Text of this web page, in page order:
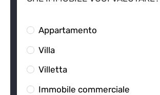
Appartamento
Villa
Villetta
Immobile commerciale